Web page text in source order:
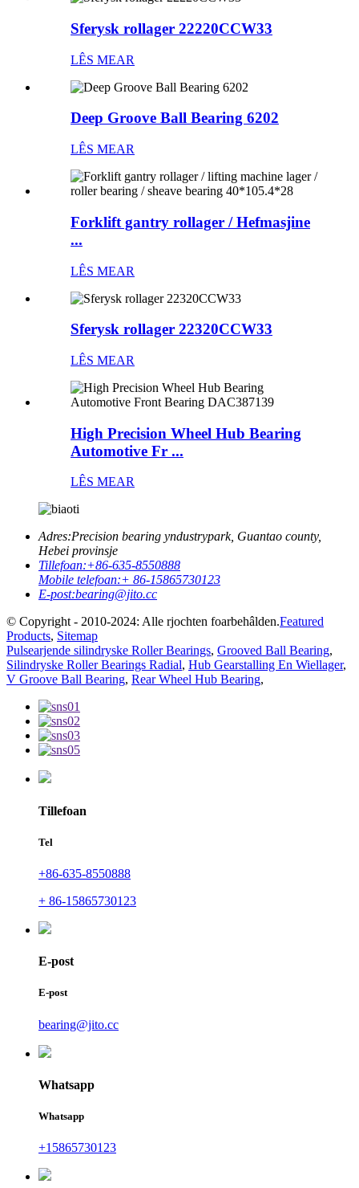
Sferysk rollager 22220CCW33
LÊS MEAR
Deep Groove Ball Bearing 6202
LÊS MEAR
Forklift gantry rollager / Hefmasjine
...
LÊS MEAR
Sferysk rollager 22320CCW33
LÊS MEAR
High Precision Wheel Hub Bearing
Automotive Fr ...
LÊS MEAR
Adres:Precision bearing yndustrypark, Guantao county,
Hebei provinsje
Tillefoan:+86-635-8550888
Mobile telefoan:+ 86-15865730123
E-post:bearing@jito.cc
© Copyright - 2010-2024: Alle rjochten foarbehâlden.Featured
Products, Sitemap
Pulsearjende silindryske Roller Bearings, Grooved Ball Bearing,
Silindryske Roller Bearings Radial, Hub Gearstalling En Wiellager,
V Groove Ball Bearing, Rear Wheel Hub Bearing,
Tillefoan
Tel
+86-635-8550888
+ 86-15865730123
E-post
E-post
bearing@jito.cc
Whatsapp
Whatsapp
+15865730123